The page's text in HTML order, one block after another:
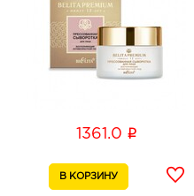
1361.0 i